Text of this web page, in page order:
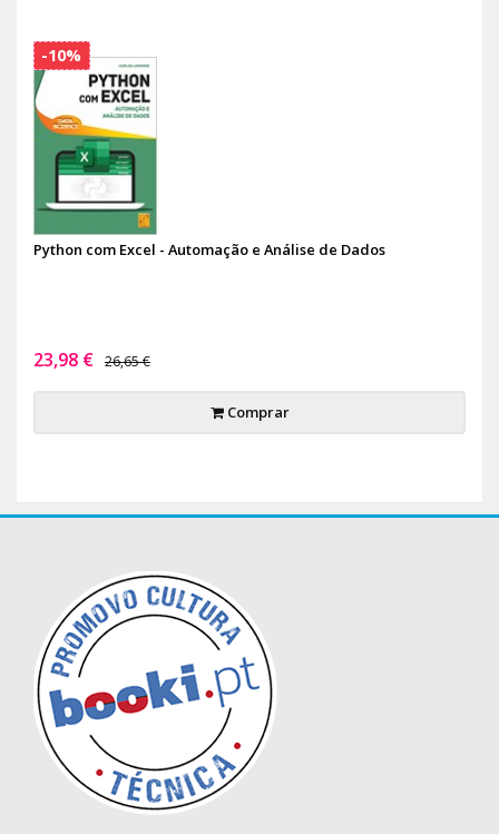
Python com Excel - Automação e Análise de Dados
23,98 € 26,65 €
Comprar
-10%